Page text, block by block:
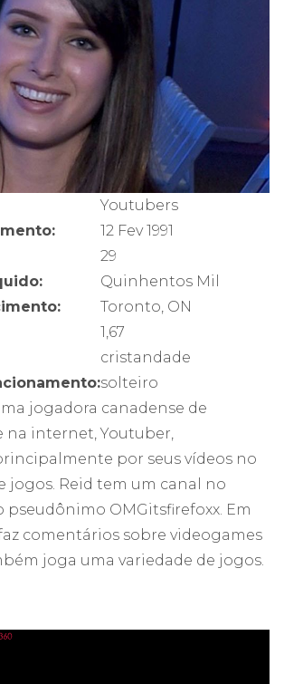
Youtubers
12 Fev 1991
29
Quinhentos Mil
Toronto, ON
1,67
cristandade
solteiro
jogadora canadense de
na internet, Youtuber,
por seus vídeos no
jogos. Reid tem um canal no
pseudônimo OMGitsfirefoxx. Em
comentários sobre videogames
joga uma variedade de jogos.